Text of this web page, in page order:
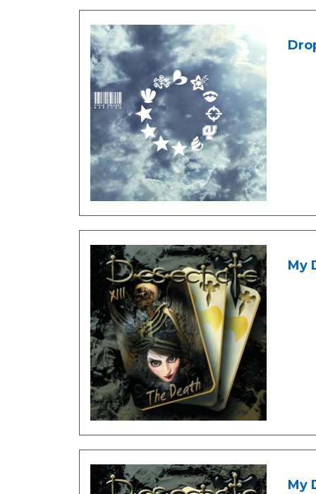
My
My